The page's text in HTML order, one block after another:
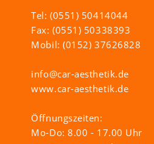
Tel: (0551) 50414044
Fax: (0551) 50338393
Mobil: (0152) 37626828
info@car-aesthetik.de
www.car-aesthetik.de
Öffnungszeiten:
Mo-Do: 8.00 - 17.00 Uhr